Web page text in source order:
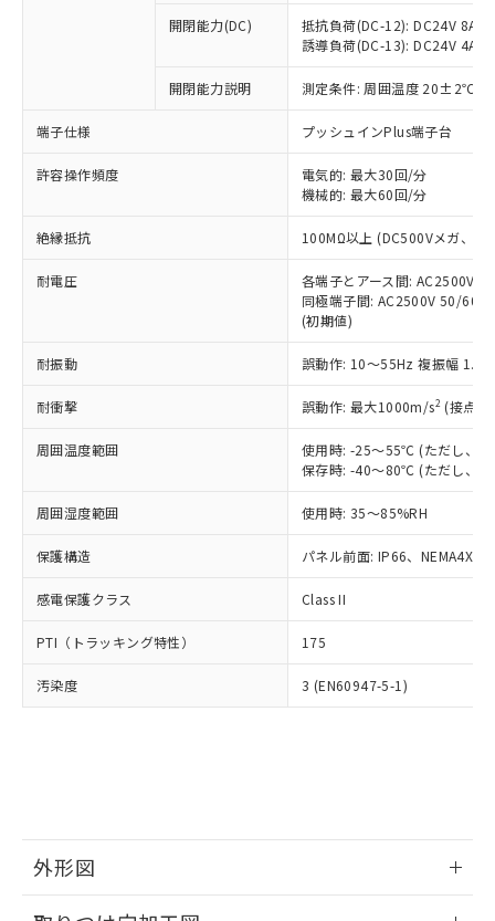
開閉能力(DC)
抵抗負荷(DC-12): DC24V 8A/
誘導負荷(DC-13): DC24V 4A/
開閉能力説明 測定条件: 周囲温度 20±2℃、
端子仕様 プッシュインPlus端子台
許容操作頻度
電気的: 最大30回/分
機械的: 最大60回/分
絶縁抵抗 100MΩ以上 (DC500Vメガ、点
耐電圧
各端子とアース間: AC2500V
同極端子間: AC2500V 50/
(初期値)
耐振動 誤動作: 10～55Hz 複振幅
耐衝撃 誤動作: 最大1000m/s2 (接点
周囲温度範囲
使用時: -25～55℃ (ただし、氷
保存時: -40～80℃ (ただし、氷
周囲湿度範囲 使用時: 35～85%RH
保護構造 パネル前面: IP66、NEMA4X,
感電保護クラス Class II
PTI（トラッキング特性） 175
汚染度 3 (EN60947-5-1)
外形図
ことをご了承ください。
在庫状況および標準価格照会結果は、
記載している更新日時点での社内デー
タに基づき作成されるものであり、閲
覧された時点での実際の在庫および標
準価格とは異なる場合があることをご
正式な納期状況および標準価格はお客
様のお取引先、またはお客様担当のオ
ムロン制御機器販売店・当社販売員に
オムロン制御機器販売店や当社販売拠
販売ネットワーク
」をご確認
在庫状況および標準価格結果を当社の
事前の承諾なく第三者に漏洩または開
示しないようお願いします。
マイパーツ機能（部品リスト作成サー
ビス）をご利用いただくには、I-Web
メンバーズにご登録されている必要が
お客様が当ウェブサイト上で当社にご
登録された部品リストについて、当社
および当社の共同利用者が、当社の製
品・サービスに関するお客様との取
引・商談に必要な範囲で利用すること
※当社の共同利用者とは、"個人情報
の「1.共同利
用者の範囲」に記載されている法人を
いたものが、含有品と判明した場合などや
むを得ず変更することがあります。
*EU RoHS指令（10物質）：
鉛(Pb) 1000ppm以下、 水銀(Hg) 1000ppm以下、 カド
六価クロム(Cr(Ⅵ)) 1000ppm以下、ポリ臭化ビフェニル
類(PBB) 1000ppm以下、ポリ臭化ジフェニルエーテル類
(PBDE) 1000ppm以下、フタル酸ビス(2-エチルヘキシ
ル) (DEHP)(別名：DOP) 1000ppm以下、フタル酸ブチ
ルベンジル（BBP） 1000ppm以下、フタル酸ジブチル
（DBP） 1000ppm以下、フタル酸ジイソブチル
(DIBP) 1000ppm以下
但し、RoHS指令で産業用監視および制御機器に対する
フタル酸エステル類の４物質については閾値を超える意
図的な使用がないことを確認しています。
部品在庫の切り替え状況などにより、予定
月が前後することがあります。
※3 非含有証明書ダウンロード
下記の非含有証明書をダウンロードするこ
とができます。
EU RoHS指令（10物質）の非含有証明書
51物質の非含有証明書（当社基準）
※本証明書は発行日時点で非含有を証明す
るもので、過去に遡って非含有を証明する
していることから、特段のことがない限
り、2022年1月12日より割愛しておりま
基準値を超えていることを示します。
「－」：未確認です。当社販売部門へお問
ム) : 100ppm、
Cr(Ⅵ)(六価クロム) : 1000ppm、 PBBs(ポリ臭化ビフェ
ニル類) : 1000ppm、 PBDEs(ポリ臭化ジフェニルエーテ
ル類) : 1000ppm、
DBP(フタル酸ジブチル) : 1000ppm、 DIBP(フタル酸ジ
イソブチル) : 1000ppm、 BBP(フタル酸ブチルベンジ
ル) : 1000ppm、
DEHP(フタル酸ビス(2-エチルヘキシル)) : 1000ppm
「ｅ」：有害物質（10物質）のすべてが基
準値以下であることを示します。
「10」：通常の使用状況下において有害物
質が外部に漏えいし、環境に深刻な影響を
及ぼさない年数を意味します。
「－」：未確認です。当社販売部門へお問
い合わせください。
当社は、これら貴社製品のうち、外国
為替および外国貿易法に定める商品
（以下｢規制貨物等」という）を輸出
または国外への提供する場合は、日本
国政府の輸出許可(または役務取引許
可)を取得するなどの必要な手続きを
当社は規制貨物を破棄する場合は、完
全に破砕するなど、違法に輸出されな
いよう必要な手段を講じます。
当社は貴社製品を、核兵器、ミサイ
ル、化学兵器、生物兵器またはその他
武器並びにこれらの製造装置等に一切
当社は、貴社製品を第三者に販売する
場合は、上記1、2および3の内容を当
該第三者に通知します。また当社は、
販売先および販売に係わる関係者が違
法に輸出するおそれがある場合は、取
り引きをいたしません。
キャンセル
説明
○ 一定数以上の在庫あり
一定数には満たないが在庫あり
在庫なし(最新の在庫状況につ
いては、お客様のお取引先、ま
たはお客様担当のオムロン制御
機器販売店・当社販売員にご確
白
受注生産機種、また在庫状況の
情報を公開していない機種